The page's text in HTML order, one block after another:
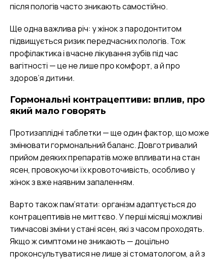
після пологів часто зникають самостійно.
Ще одна важлива річ: у жінок з пародонтитом
підвищується ризик передчасних пологів. Тож
профілактика і вчасне лікування зубів під час
вагітності — це не лише про комфорт, а й про
здоров’я дитини.
Гормональні контрацептиви: вплив, про
який мало говорять
Протизаплідні таблетки — ще один фактор, що може
змінювати гормональний баланс. Довготривалий
прийом деяких препаратів може впливати на стан
ясен, провокуючи їх кровоточивість, особливо у
жінок з вже наявним запаленням.
Варто також пам’ятати: організм адаптується до
контрацептивів не миттєво. У перші місяці можливі
тимчасові зміни у стані ясен, які з часом проходять.
Якщо ж симптоми не зникають — доцільно
проконсультуватися не лише зі стоматологом, а й з